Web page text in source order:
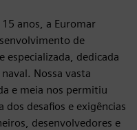
anos, a Euromar
de
dedicada
Nossa vasta
e meia nos permitiu
desafios e exigências
desenvolvedores e